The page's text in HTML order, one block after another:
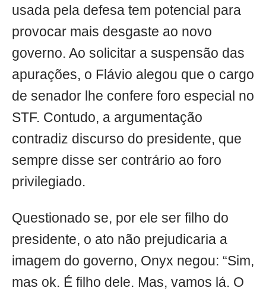
usada pela defesa tem potencial para
provocar mais desgaste ao novo
governo. Ao solicitar a suspensão das
apurações, o Flávio alegou que o cargo
de senador lhe confere foro especial no
STF. Contudo, a argumentação
contradiz discurso do presidente, que
sempre disse ser contrário ao foro
privilegiado.
Questionado se, por ele ser filho do
presidente, o ato não prejudicaria a
imagem do governo, Onyx negou: “Sim,
mas ok. É filho dele. Mas, vamos lá. O